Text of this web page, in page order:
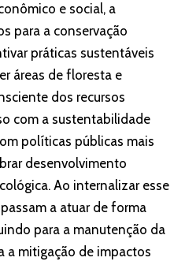
e social, a
para a conservação
práticas sustentáveis
áreas de floresta e
dos recursos
com a sustentabilidade
políticas públicas mais
desenvolvimento
Ao internalizar esse
a atuar de forma
para a manutenção da
a mitigação de impactos